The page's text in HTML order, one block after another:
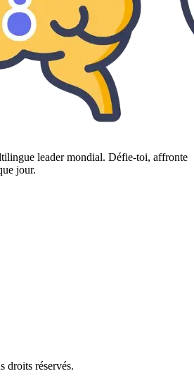
leader mondial. Défie-toi, affronte
jour.
droits réservés.